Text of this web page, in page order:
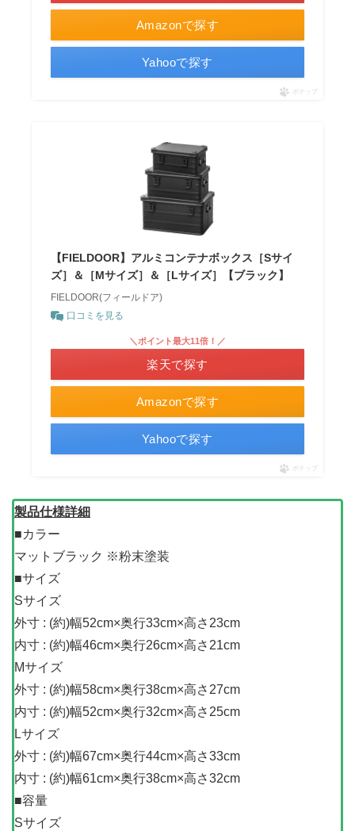
Amazonで探す
Yahooで探す
ポチップ
【FIELDOOR】アルミコンテナボックス［Sサイ
ズ］＆［Mサイズ］＆［Lサイズ］【ブラック】
FIELDOOR(フィールドア)
口コミを見る
Amazonで探す
＼ポイント最大11倍！／
楽天で探す
Yahooで探す
ポチップ
製品仕様詳細
■カラー
マットブラック ※粉末塗装
■サイズ
Sサイズ
外寸 : (約)幅52cm×奥行33cm×高さ23cm
内寸 : (約)幅46cm×奥行26cm×高さ21cm
Mサイズ
外寸 : (約)幅58cm×奥行38cm×高さ27cm
内寸 : (約)幅52cm×奥行32cm×高さ25cm
Lサイズ
外寸 : (約)幅67cm×奥行44cm×高さ33cm
内寸 : (約)幅61cm×奥行38cm×高さ32cm
■容量
Sサイズ